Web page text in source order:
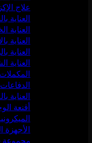
علاج
العناية
العناية
العناية
العناية
العناية
الدفاعات
العناية
أقنعة
الأجهزة
مجموعة Dr. Serrano